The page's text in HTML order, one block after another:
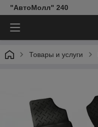
"АвтоМолл" 240
Товары и услуги